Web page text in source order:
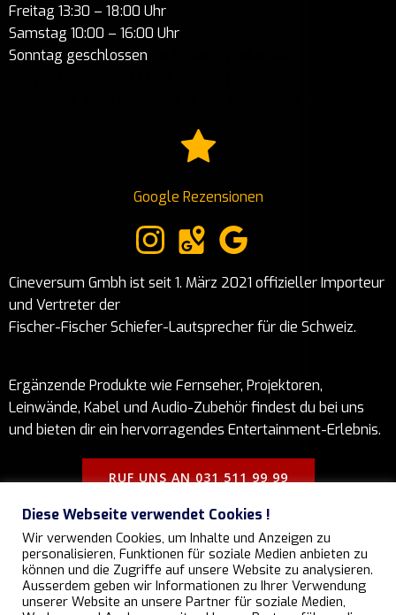
Cineversum Gmbh ist seit 1. März 2021 offizieller Importeur
und Vertreter der
Fischer-Fischer Schiefer-Lautsprecher für die Schweiz.
Ergänzende Produkte wie Fernseher, Projektoren,
Leinwände, Kabel und Audio-Zubehör findest du bei uns
und bieten dir ein hervorragendes Entertainment-Erlebnis.
RUF UNS AN 031 511 99 99
Freitag 13:30 – 18:00 Uhr
Samstag 10:00 – 16:00 Uhr
Sonntag geschlossen
Datenschutz
AGB's
Google Rezensionen
Diese Webseite verwendet Cookies !
Wir verwenden Cookies, um Inhalte und Anzeigen zu
personalisieren, Funktionen für soziale Medien anbieten zu
können und die Zugriffe auf unsere Website zu analysieren.
Ausserdem geben wir Informationen zu Ihrer Verwendung
unserer Website an unsere Partner für soziale Medien,